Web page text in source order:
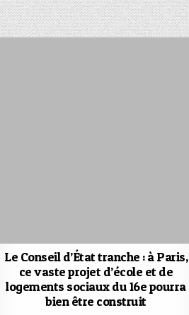
Le Conseil d’État tranche : à Paris,
ce vaste projet d’école et de
logements sociaux du 16e pourra
bien être construit